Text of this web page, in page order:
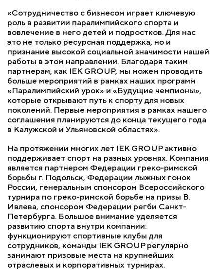
«Сотрудничество с бизнесом играет ключевую
роль в развитии паралимпийского спорта и
вовлечение в него детей и подростков. Для нас
это не только ресурсная поддержка, но и
признание высокой социальной значимости нашей
работы в этом направлении. Благодаря таким
партнерам, как IEK GROUP, мы можем проводить
больше мероприятий в рамках наших программ
«Паралимпийский урок» и «Будущие чемпионы»,
которые открывают путь к спорту для новых
поколений. Первые мероприятия в рамках нашего
соглашения планируются до конца текущего года
в Калужской и Ульяновской областях».
На протяжении многих лет IEK GROUP активно
поддерживает спорт на разных уровнях. Компания
является партнером Федерации греко-римской
борьбы г. Подольск, Федерации лыжных гонок
России, генеральным спонсором Всероссийского
турнира по греко-римской борьбе на призы В.
Ивлева, спонсором Федерации регби Санкт-
Петербурга. Большое внимание уделяется
развитию спорта внутри компании:
функционируют спортивные клубы для
сотрудников, команды IEK GROUP регулярно
занимают призовые места на крупнейших
отраслевых и корпоративных турнирах.